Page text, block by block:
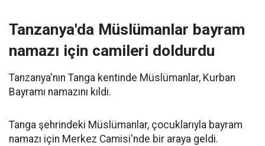
Tanzanya'da Müslümanlar bayram
namazı için camileri doldurdu
Tanzanya'nın Tanga kentinde Müslümanlar, Kurban
Bayramı namazını kıldı.
Tanga şehrindeki Müslümanlar, çocuklarıyla bayram
namazı için Merkez Camisi'nde bir araya geldi.